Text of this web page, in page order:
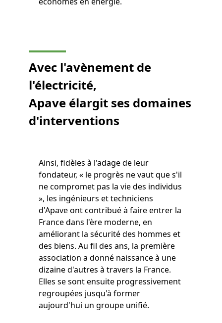
Avec l'avènement de
l'électricité,
Apave élargit ses domaines
d'interventions
Ainsi, fidèles à l'adage de leur
fondateur, « le progrès ne vaut que s'il
ne compromet pas la vie des individus
», les ingénieurs et techniciens
d'Apave ont contribué à faire entrer la
France dans l'ère moderne, en
améliorant la sécurité des hommes et
des biens. Au fil des ans, la première
association a donné naissance à une
dizaine d'autres à travers la France.
Elles se sont ensuite progressivement
regroupées jusqu'à former
aujourd'hui un groupe unifié.